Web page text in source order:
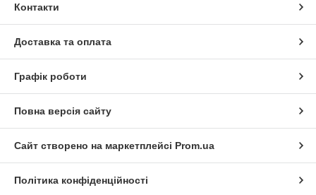
Контакти
Доставка та оплата
Графік роботи
Повна версія сайту
Сайт створено на маркетплейсі Prom.ua
Політика конфіденційності